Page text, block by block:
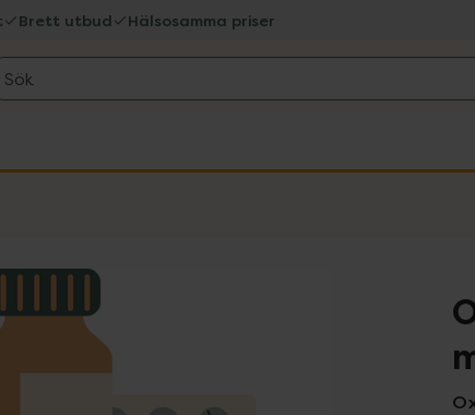
Brett utbud Hälsosamma priser
Sök
1 objekt.